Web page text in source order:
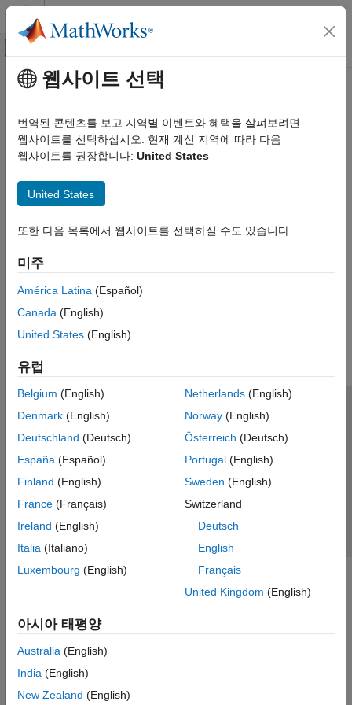
콘텐츠로 바로 가기
오프캔버스 탐색 메뉴 토글
문서 홈
FPGA, ASIC, and SoC Development
주요 콘텐츠
웹사이트 선택
번역된 콘텐츠를 보고 지역별 이벤트와 혜택을 살펴보려면
웹사이트를 선택하십시오. 현재 계신 지역에 따라 다음
웹사이트를 권장합니다: United States
United States
또한 다음 목록에서 웹사이트를 선택하실 수도 있습니다.
미주
América Latina (Español)
Canada (English)
United States (English)
유럽
Belgium (English)
Denmark (English)
Deutschland (Deutsch)
España (Español)
Finland (English)
France (Français)
Ireland (English)
Italia (Italiano)
Luxembourg (English)
Netherlands(English)
Norway(English)
Österreich (Deutsch)
Portugal(English)
Sweden (English)
Switzerland
Deutsch
English
Français
United Kingdom (English)
아시아 태평양
Australia (English)
India (English)
New Zealand (English)
신뢰 센터 등록 상표 개인정보 취급방침
불법 복제 방지
애플리케이션 상태
© 1994-2026 The MathWorks, Inc.